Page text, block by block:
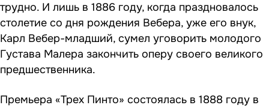
трудно. И лишь в 1886 году, когда праздновалось
столетие со дня рождения Вебера, уже его внук,
Карл Вебер-младший, сумел уговорить молодого
Густава Малера закончить оперу своего великого
предшественника.
Премьера «Трех Пинто» состоялась в 1888 году в